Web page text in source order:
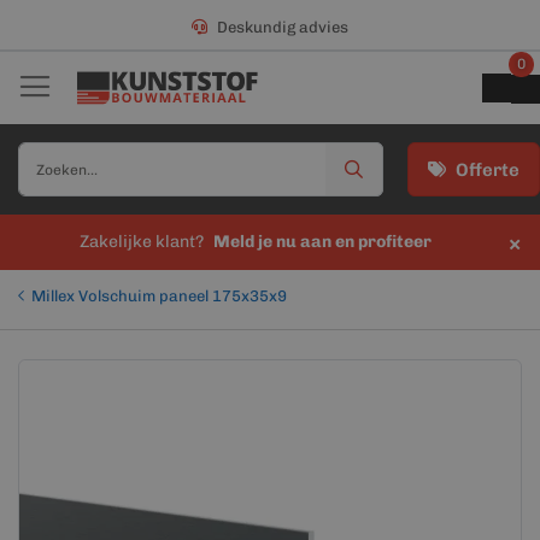
Deskundig advies
Offerte
0
Zakelijke klant? Meld je nu aan en profiteer ×
Millex Volschuim paneel 175x35x9
van
van